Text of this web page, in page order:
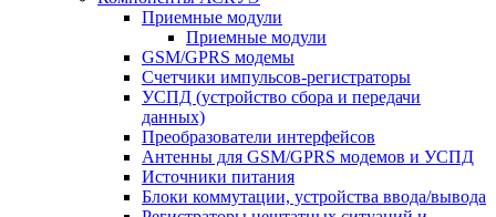
Приемные модули
Приемные модули
GSM/GPRS модемы
Счетчики импульсов-регистраторы
УСПД (устройство сбора и передачи
данных)
Преобразователи интерфейсов
Антенны для GSM/GPRS модемов и УСПД
Источники питания
Блоки коммутации, устройства ввода/вывода